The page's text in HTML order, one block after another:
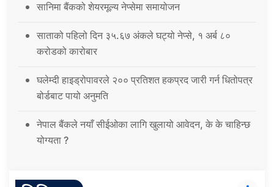
सानिमा बैंकको शेयरमूल्य नेप्सेमा समायोजन
साताको पहिलो दिन ३५.६७ अंकले घट्यो नेप्से, १ अर्ब ८०
करोडको कारोबार
घलेम्दी हाइड्रोपावरले २०० प्रतिशत हकप्रद जारी गर्न धितोपत्र
बोर्डबाट पायो अनुमति
नेपाल बैंकले नयाँ सीईओका लागि खुलायो आवेदन, के के चाहिन्छ
योग्यता ?